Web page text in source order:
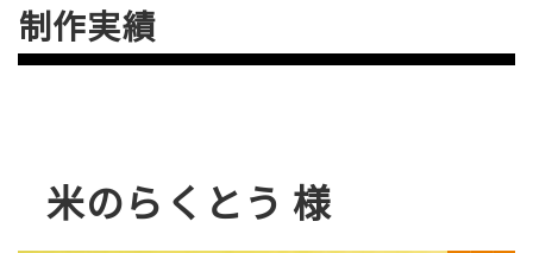
制作実績
米のらくとう 様